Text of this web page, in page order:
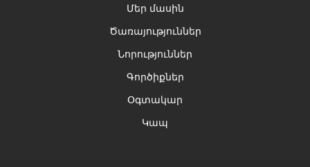
Մեր մասին
Ծառայություններ
Նորություններ
Գործիքներ
Օգտակար
Կապ